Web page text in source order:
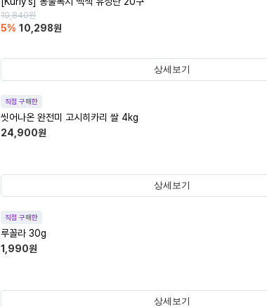
10,840원
5% 10,298원
상세보기
직접 구매한
씻어나온 완전미 고시히카리 쌀 4kg
24,900원
상세보기
직접 구매한
루꼴라 30g
1,990원
상세보기